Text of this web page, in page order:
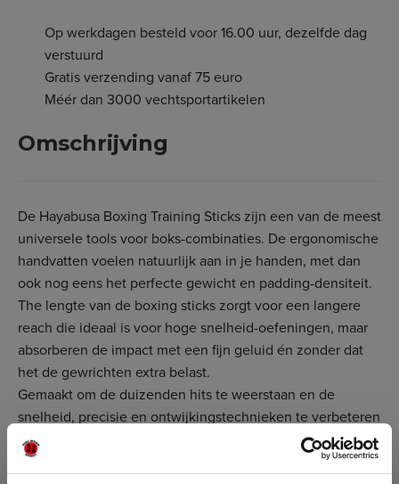
Op werkdagen besteld voor 16.00 uur, dezelfde dag
verstuurd
Gratis verzending vanaf 75 euro
Méér dan 3000 vechtsportartikelen
Omschrijving
De Hayabusa Boxing Training Sticks zijn een van de meest
universele tools voor boks-combinaties. De ergonomische
handvatten voelen natuurlijk aan in je handen, met dan
ook nog eens het perfecte gewicht en padding-densiteit.
The lengte van de boxing sticks zorgt voor een langere
reach die ideaal is voor hoge snelheid-oefeningen, maar
absorberen de impact met een fijn geluid én zonder dat
het de gewrichten extra belast.
Gemaakt om de duizenden hits te weerstaan en de
snelheid, precisie en ontwijkingstechnieken te verbeteren
met elke sessie.